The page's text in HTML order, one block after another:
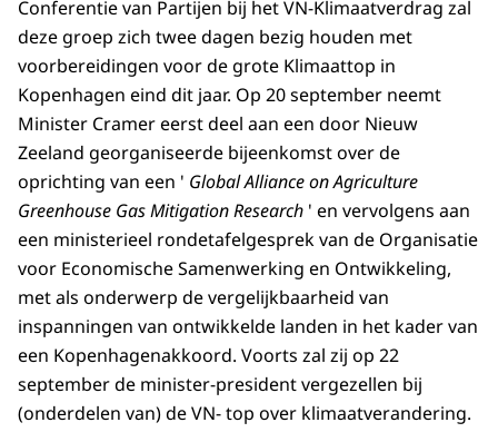
Conferentie van Partijen bij het VN-Klimaatverdrag zal
deze groep zich twee dagen bezig houden met
voorbereidingen voor de grote Klimaattop in
Kopenhagen eind dit jaar. Op 20 september neemt
Minister Cramer eerst deel aan een door Nieuw
Zeeland georganiseerde bijeenkomst over de
oprichting van een ' Global Alliance on Agriculture
Greenhouse Gas Mitigation Research ' en vervolgens aan
een ministerieel rondetafelgesprek van de Organisatie
voor Economische Samenwerking en Ontwikkeling,
met als onderwerp de vergelijkbaarheid van
inspanningen van ontwikkelde landen in het kader van
een Kopenhagenakkoord. Voorts zal zij op 22
september de minister-president vergezellen bij
(onderdelen van) de VN- top over klimaatverandering.